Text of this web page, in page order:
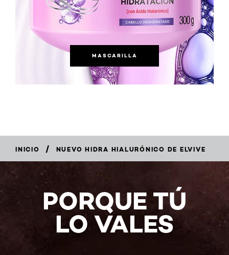
MASCARILLA
INICIO / NUEVO HIDRA HIALURÓNICO DE ELVIVE
PORQUE TÚ
LO VALES